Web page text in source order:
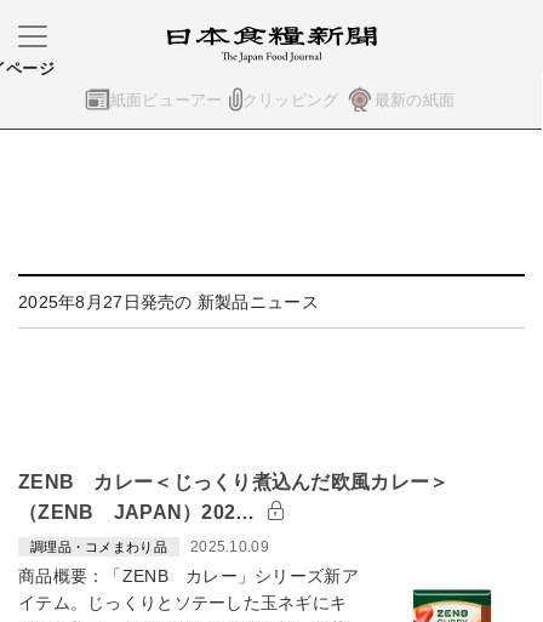
紙面ビューアー クリッピング 最新の紙面
ページ
2025年8月27日発売の 新製品ニュース
ZENB カレー＜じっくり煮込んだ欧風カレー＞
（ZENB JAPAN）202…
調理品・コメまわり品 2025.10.09
商品概要：「ZENB カレー」シリーズ新ア
イテム。じっくりとソテーした玉ネギにキ